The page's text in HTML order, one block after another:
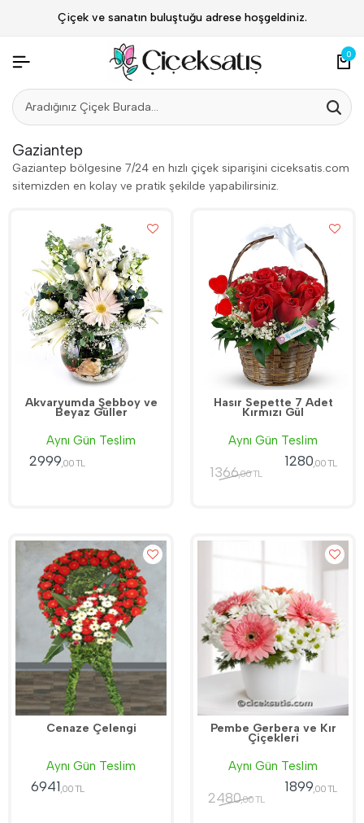
Çiçek ve sanatın buluştuğu adrese hoşgeldiniz.
0
Gaziantep
Gaziantep bölgesine 7/24 en hızlı çiçek siparişini ciceksatis.com
sitemizden en kolay ve pratik şekilde yapabilirsiniz.
Akvaryumda Şebboy ve
Beyaz Güller
Aynı Gün Teslim
2999,00 TL
Hasır Sepette 7 Adet
Kırmızı Gül
Aynı Gün Teslim
1366,00 TL
1280,00 TL
Cenaze Çelengi
Aynı Gün Teslim
6941,00 TL
Pembe Gerbera ve Kır
Çiçekleri
Aynı Gün Teslim
2480,00 TL
1899,00 TL